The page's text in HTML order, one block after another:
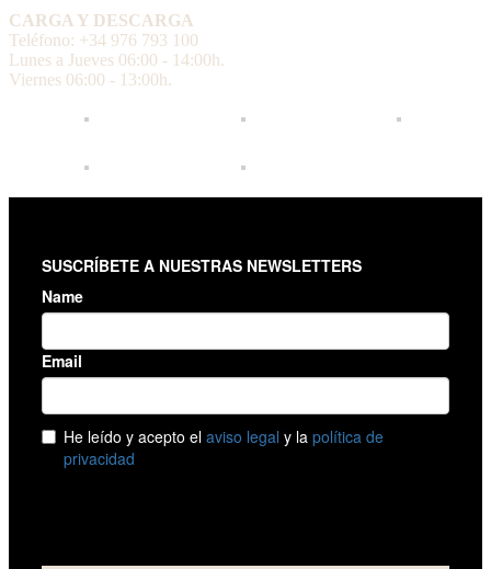
CARGA Y DESCARGA
Teléfono: +34 976 793 100
Lunes a Jueves 06:00 - 14:00h.
Viernes 06:00 - 13:00h.